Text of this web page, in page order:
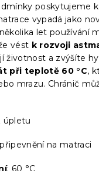
poskytujeme
vypadá jako
let používání
vést k rozvoji
životnost a zvýšíte
při teplotě 60 °C,
mrazu. Chránič
úpletu
na matraci
: 60 °C